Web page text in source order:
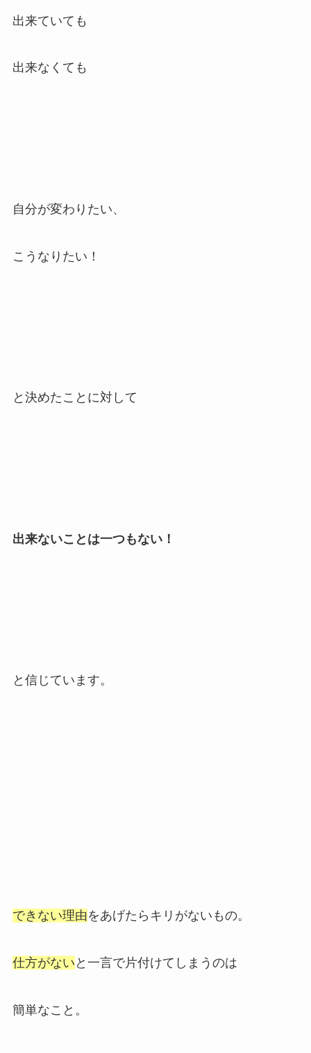
出来ていても
出来なくても
自分が変わりたい、
こうなりたい！
と決めたことに対して
出来ないことは一つもない！
と信じています。
できない理由をあげたらキリがないもの。
仕方がない と一言で片付けてしまうのは
簡単なこと。